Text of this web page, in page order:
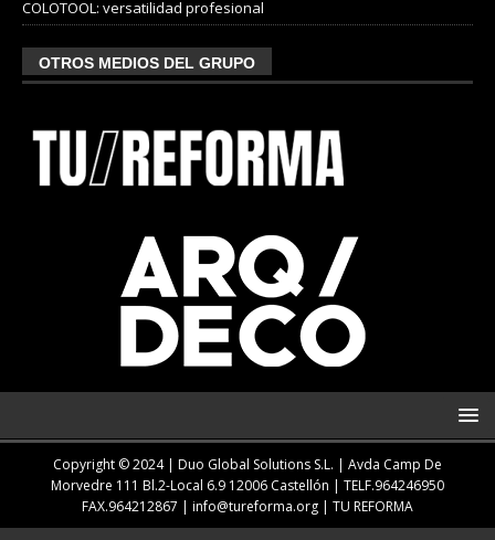
COLOTOOL: versatilidad profesional
OTROS MEDIOS DEL GRUPO
Copyright © 2024 | Duo Global Solutions S.L. | Avda Camp De
Morvedre 111 Bl.2-Local 6.9 12006 Castellón | TELF.964246950
FAX.964212867 | info@tureforma.org | TU REFORMA